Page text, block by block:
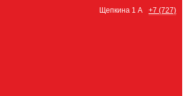
Щепкина 1 А +7 (727)